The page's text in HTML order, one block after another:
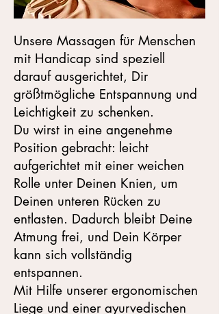
Unsere Massagen für Menschen
mit Handicap sind speziell
darauf ausgerichtet, Dir
größtmögliche Entspannung und
Leichtigkeit zu schenken.
Du wirst in eine angenehme
Position gebracht: leicht
aufgerichtet mit einer weichen
Rolle unter Deinen Knien, um
Deinen unteren Rücken zu
entlasten. Dadurch bleibt Deine
Atmung frei, und Dein Körper
kann sich vollständig
entspannen.
Mit Hilfe unserer ergonomischen
Liege und einer ayurvedischen